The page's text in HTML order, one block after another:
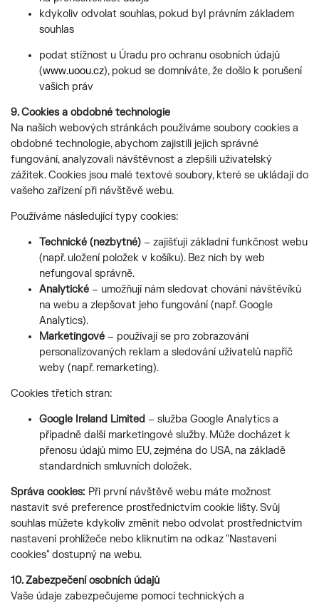
kdykoliv odvolat souhlas, pokud byl právním základem
souhlas
podat stížnost u Úradu pro ochranu osobních údajů
(www.uoou.cz), pokud se domníváte, že došlo k porušení
vašich práv
9. Cookies a obdobné technologie
Na našich webových stránkách používáme soubory cookies a
obdobné technologie, abychom zajistili jejich správné
fungování, analyzovali návštěvnost a zlepšili uživatelský
zážitek. Cookies jsou malé textové soubory, které se ukládají do
vašeho zařízení při návštěvě webu.
Používáme následující typy cookies:
Technické (nezbytné) – zajišťují základní funkčnost webu
(např. uložení položek v košíku). Bez nich by web
nefungoval správně.
Analytické – umožňují nám sledovat chování návštěvíků
na webu a zlepšovat jeho fungování (např. Google
Analytics).
Marketingové – používají se pro zobrazování
personalizovaných reklam a sledování uživatelů napříč
weby (např. remarketing).
Cookies třetích stran:
Google Ireland Limited – služba Google Analytics a
případně další marketingové služby. Může docházet k
přenosu údajů mimo EU, zejména do USA, na základě
standardních smluvních doložek.
Správa cookies: Při první návštěvě webu máte možnost
nastavit své preference prostřednictvím cookie lišty. Svůj
souhlas můžete kdykoliv změnit nebo odvolat prostřednictvím
nastavení prohlížeče nebo kliknutím na odkaz "Nastavení
cookies" dostupný na webu.
10. Zabezpečení osobních údajů
Vaše údaje zabezpečujeme pomocí technických a